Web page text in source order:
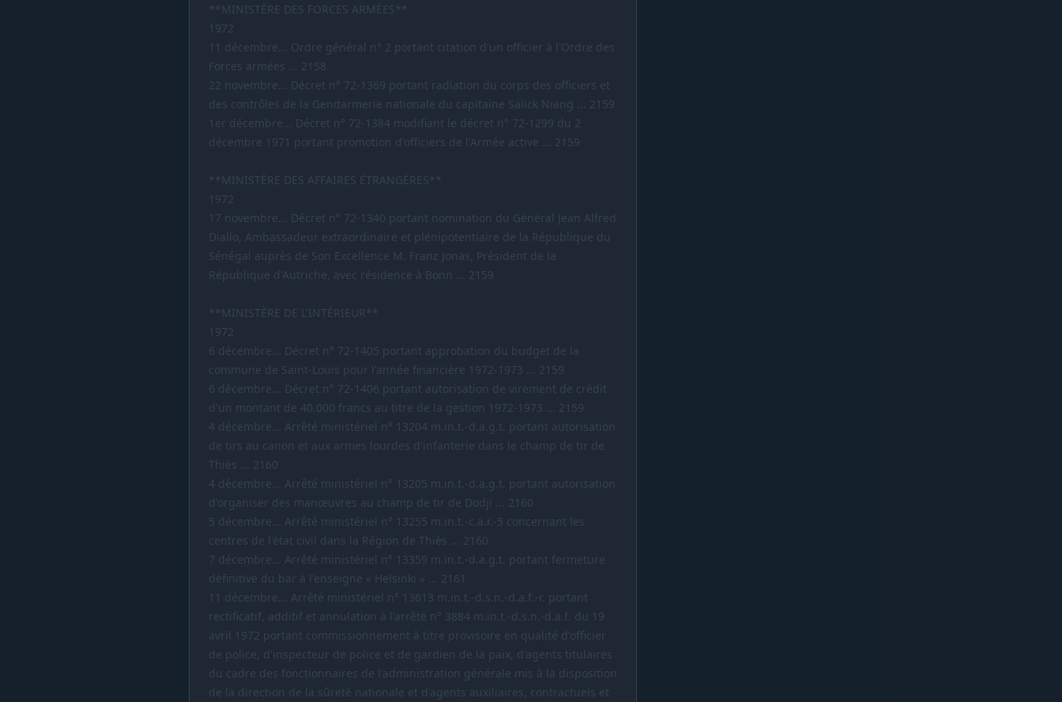
**MINISTÈRE DES FORCES ARMÉES**
1972
11 décembre... Ordre général n° 2 portant citation d'un officier à l'Ordre des
Forces armées ... 2158
22 novembre... Décret n° 72-1369 portant radiation du corps des officiers et
des contrôles de la Gendarmerie nationale du capitaine Salick Niang ... 2159
1er décembre... Décret n° 72-1384 modifiant le décret n° 72-1299 du 2
décembre 1971 portant promotion d'officiers de l'Armée active ... 2159
**MINISTÈRE DES AFFAIRES ÉTRANGÈRES**
1972
17 novembre... Décret n° 72-1340 portant nomination du Général Jean Alfred
Diallo, Ambassadeur extraordinaire et plénipotentiaire de la République du
Sénégal auprès de Son Excellence M. Franz Jonas, Président de la
République d'Autriche, avec résidence à Bonn ... 2159
**MINISTÈRE DE L'INTÉRIEUR**
1972
6 décembre... Décret n° 72-1405 portant approbation du budget de la
commune de Saint-Louis pour l'année financière 1972-1973 ... 2159
6 décembre... Décret n° 72-1406 portant autorisation de virement de crédit
d'un montant de 40.000 francs au titre de la gestion 1972-1973 ... 2159
4 décembre... Arrêté ministériel n° 13204 m.in.t.-d.a.g.t. portant autorisation
de tirs au canon et aux armes lourdes d'infanterie dans le champ de tir de
Thiès ... 2160
4 décembre... Arrêté ministériel n° 13205 m.in.t.-d.a.g.t. portant autorisation
d'organiser des manœuvres au champ de tir de Dodji ... 2160
5 décembre... Arrêté ministériel n° 13255 m.in.t.-c.a.r.-5 concernant les
centres de l'état civil dans la Région de Thiès ... 2160
7 décembre... Arrêté ministériel n° 13359 m.in.t.-d.a.g.t. portant fermeture
définitive du bar à l'enseigne « Helsinki » ... 2161
11 décembre... Arrêté ministériel n° 13613 m.in.t.-d.s.n.-d.a.f.-r. portant
rectificatif, additif et annulation à l'arrêté n° 3884 m.in.t.-d.s.n.-d.a.f. du 19
avril 1972 portant commissionnement à titre provisoire en qualité d'officier
de police, d'inspecteur de police et de gardien de la paix, d'agents titulaires
du cadre des fonctionnaires de l'administration générale mis à la disposition
de la direction de la sûreté nationale et d'agents auxiliaires, contractuels et